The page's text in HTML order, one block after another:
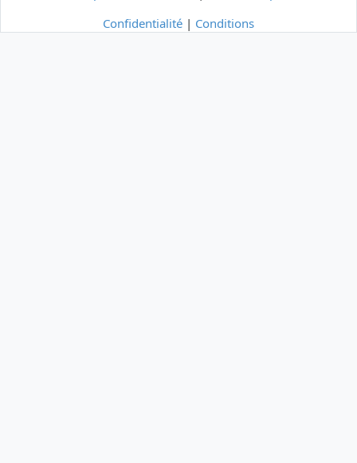
Confidentialité | Conditions